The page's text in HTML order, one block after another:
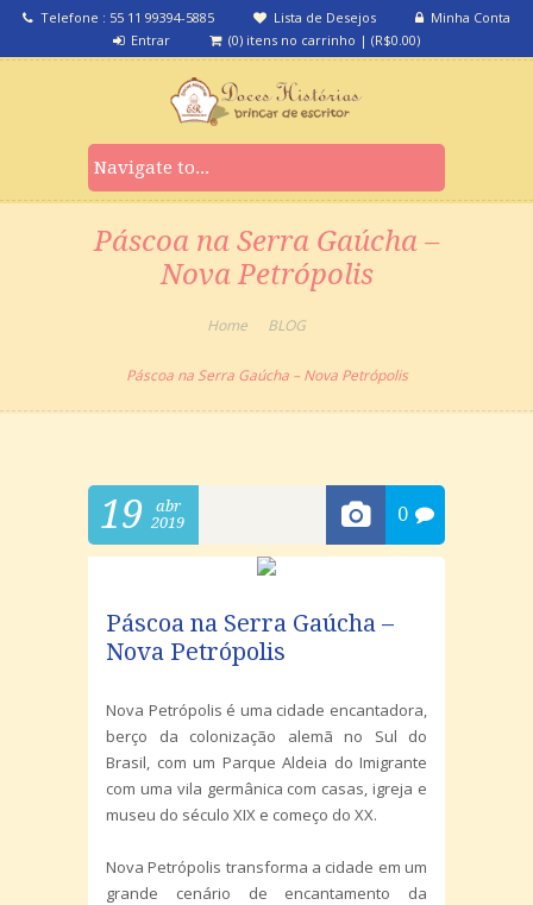
Telefone : 55 11 99394-5885 Lista de Desejos
Minha Conta
Entrar
(0) itens no carrinho | (R$0.00)
Páscoa na Serra Gaúcha –
Nova Petrópolis
Home BLOG
Páscoa na Serra Gaúcha – Nova Petrópolis
19
abr
2019
0
Páscoa na Serra Gaúcha –
Nova Petrópolis
Nova Petrópolis é uma cidade encantadora,
berço da colonização alemã no Sul do
Brasil, com um Parque Aldeia do Imigrante
com uma vila germânica com casas, igreja e
museu do século XIX e começo do XX.
Nova Petrópolis transforma a cidade em um
grande cenário de encantamento da